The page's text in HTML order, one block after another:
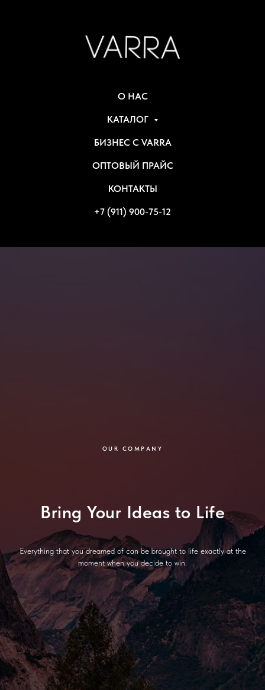
О НАС
КАТАЛОГ
БИЗНЕС С VARRA
ОПТОВЫЙ ПРАЙС
КОНТАКТЫ
+7 (911) 900-75-12
OUR COMPANY
Bring Your Ideas to Life
Everything that you dreamed of can be brought to life exactly at the
moment when you decide to win.